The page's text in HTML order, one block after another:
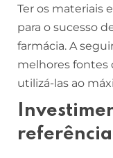
Ter os materiais
para o sucesso
farmácia. A
melhores fontes
utilizá-las ao
referência